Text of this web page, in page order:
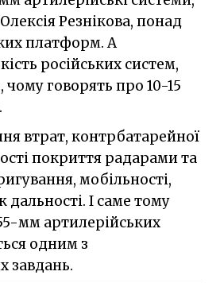
Резнікова, понад
платформ. А
російських систем,
говорять про 10-15
втрат, контрбатарейної
покриття радарами та
мобільності,
дальності. І саме тому
мм артилерійських
одним з
завдань.